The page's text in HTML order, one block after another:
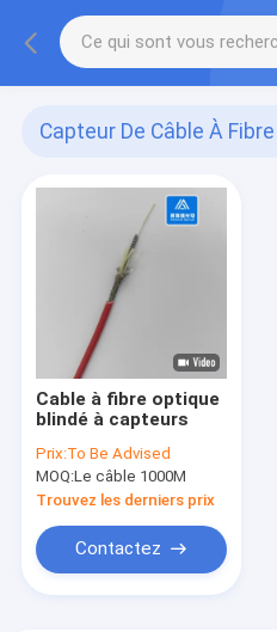
Capteur De Câble À
Cable à fibre optique
blindé à capteurs
Prix:To Be Advised
MOQ:Le câble 1000M
Trouvez les derniers prix
Contactez